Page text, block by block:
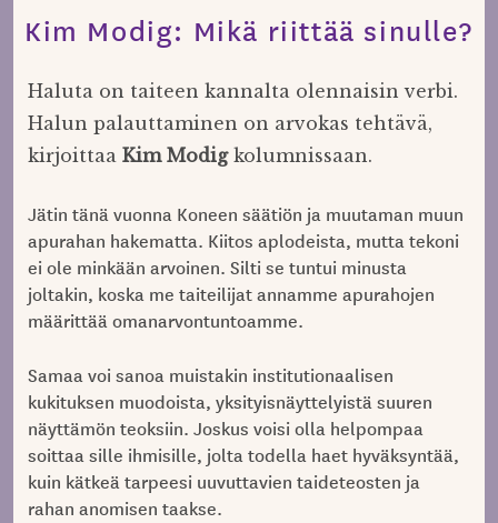
Kim Modig: Mikä riittää sinulle?
Haluta on taiteen kannalta olennaisin verbi.
Halun palauttaminen on arvokas tehtävä,
kirjoittaa Kim Modigkolumnissaan.
Jätin tänä vuonna Koneen säätiön ja muutaman muun
apurahan hakematta. Kiitos aplodeista, mutta tekoni
ei ole minkään arvoinen. Silti se tuntui minusta
joltakin, koska me taiteilijat annamme apurahojen
määrittää omanarvontuntoamme.
Samaa voi sanoa muistakin institutionaalisen
kukituksen muodoista, yksityisnäyttelyistä suuren
näyttämön teoksiin. Joskus voisi olla helpompaa
soittaa sille ihmisille, jolta todella haet hyväksyntää,
kuin kätkeä tarpeesi uuvuttavien taideteosten ja
rahan anomisen taakse.